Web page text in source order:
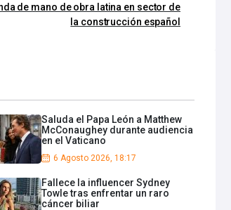
de mano de obra latina en sector de
la construcción español
Saluda el Papa León a Matthew
McConaughey durante audiencia
en el Vaticano
6 Agosto 2026, 18:17
Fallece la influencer Sydney
Towle tras enfrentar un raro
cáncer biliar